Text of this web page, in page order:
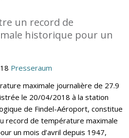
un record de
historique pour un
Presseraum
maximale journalière de 27.9
le 20/04/2018 à la station
de Findel-Aéroport, constitue
record de température maximale
un mois d’avril depuis 1947,